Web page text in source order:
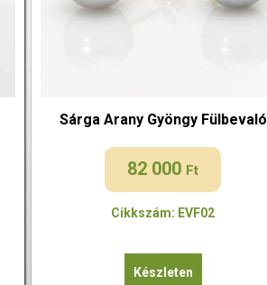
Sárga Arany Gyöngy Fülbevaló
82 000 Ft
Cikkszám: EVF02
Készleten